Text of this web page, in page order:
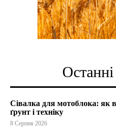
Сівалка для мотоблока: як
ґрунт і техніку
8 Серпня 2026